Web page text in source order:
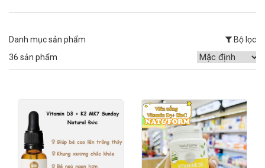
Danh mục sản phẩm
Bộ lọc
36 sản phẩm